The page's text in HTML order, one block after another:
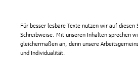
Für besser lesbare Texte nutzen wir auf diesen
Schreibweise. Mit unseren Inhalten sprechen
gleichermaßen an, denn unsere
und Individualität.